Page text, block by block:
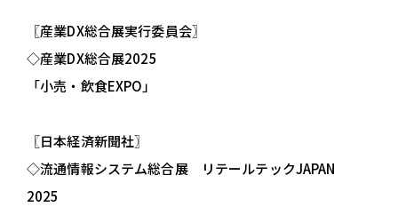
〖産業DX総合展実行委員会〗
◇産業DX総合展2025
「小売・飲食EXPO」
〖日本経済新聞社〗
◇流通情報システム総合展 リテールテックJAPAN
2025